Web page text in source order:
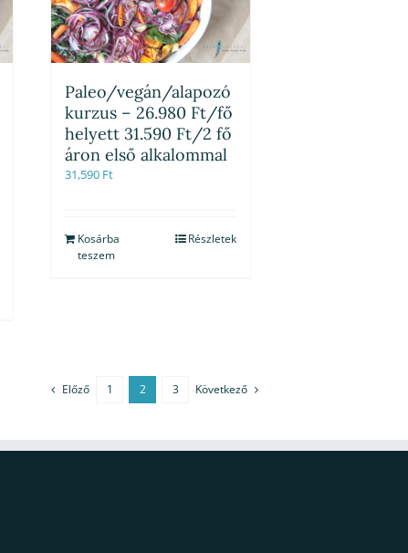
Paleo/vegán/alapozó
kurzus – 26.980 Ft/fő
helyett 31.590 Ft/2 fő
áron első alkalommal
31,590 Ft
Kosárba
teszem
Részletek
Előző 1 2 3 Következő